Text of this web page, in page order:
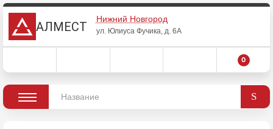
АЛМЕСТ
Нижний Новгород
ул. Юлиуса Фучика, д. 6А
0